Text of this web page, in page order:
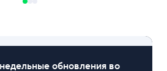
обновления во